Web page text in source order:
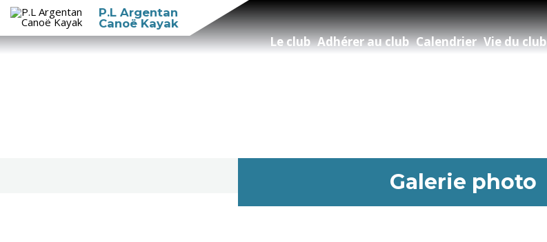
P.L Argentan
Canoë Kayak
Le club Adhérer au club Calendrier Vie du club
Galerie photo